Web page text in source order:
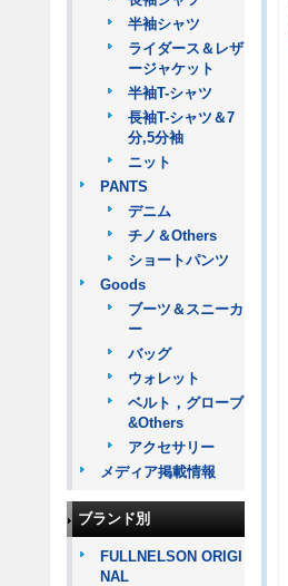
半袖シャツ
ライダース＆レザ
ージャケット
半袖T-シャツ
長袖T-シャツ＆7
分,5分袖
ニット
PANTS
デニム
チノ＆Others
ショートパンツ
Goods
ブーツ＆スニーカ
ー
バッグ
ウォレット
ベルト，グローブ
&Others
アクセサリー
メディア掲載情報
ブランド別
FULLNELSON ORIGI
NAL